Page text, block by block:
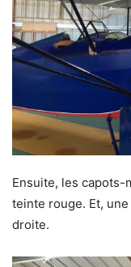
Ensuite, les
teinte rouge. Et,
droite.